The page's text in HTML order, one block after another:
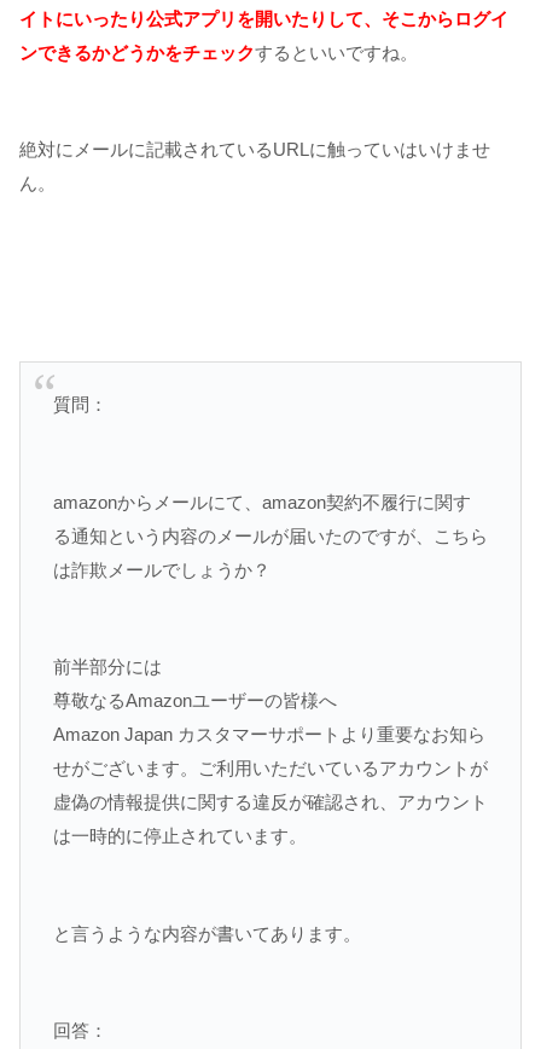
イトにいったり公式アプリを開いたりして、そこからログイ
ンできるかどうかをチェックするといいですね。
絶対にメールに記載されているURLに触っていはいけませ
ん。
質問：
amazonからメールにて、amazon契約不履行に関す
る通知という内容のメールが届いたのですが、こちら
は詐欺メールでしょうか？
前半部分には
尊敬なるAmazonユーザーの皆様へ
Amazon Japan カスタマーサポートより重要なお知ら
せがございます。ご利用いただいているアカウントが
虚偽の情報提供に関する違反が確認され、アカウント
は一時的に停止されています。
と言うような内容が書いてあります。
回答：